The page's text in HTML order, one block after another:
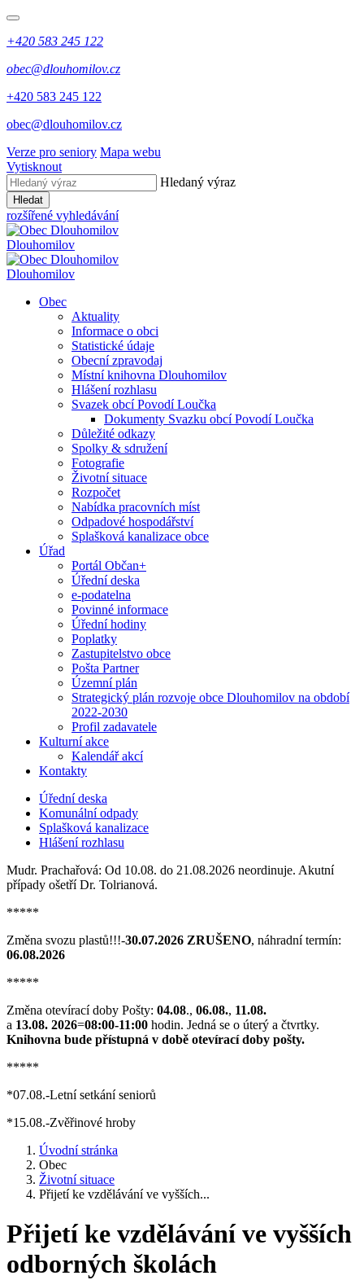
+420 583 245 122
obec@dlouhomilov.cz
+420 583 245 122
obec@dlouhomilov.cz
Verze pro seniory Mapa webu
Vytisknout
Hledaný výraz
Hledat
rozšířené vyhledávání
Dlouhomilov
Dlouhomilov
Obec
Aktuality
Informace o obci
Statistické údaje
Obecní zpravodaj
Místní knihovna Dlouhomilov
Hlášení rozhlasu
Svazek obcí Povodí Loučka
Dokumenty Svazku obcí Povodí Loučka
Důležité odkazy
Spolky & sdružení
Fotografie
Životní situace
Rozpočet
Nabídka pracovních míst
Odpadové hospodářství
Splašková kanalizace obce
Úřad
Portál Občan+
Úřední deska
e-podatelna
Povinné informace
Úřední hodiny
Poplatky
Zastupitelstvo obce
Pošta Partner
Územní plán
Strategický plán rozvoje obce Dlouhomilov na období
2022-2030
Profil zadavatele
Kulturní akce
Kalendář akcí
Kontakty
Úřední deska
Komunální odpady
Splašková kanalizace
Hlášení rozhlasu
Mudr. Prachařová: Od 10.08. do 21.08.2026 neordinuje. Akutní
případy ošetří Dr. Tolrianová.
*****
Změna svozu plastů!!!-30.07.2026 ZRUŠENO, náhradní termín:
06.08.2026
*****
Změna otevírací doby Pošty: 04.08., 06.08., 11.08.
a 13.08. 2026=08:00-11:00 hodin. Jedná se o úterý a čtvrtky.
Knihovna bude přístupná v době otevírací doby pošty.
*****
*07.08.-Letní setkání seniorů
*15.08.-Zvěřinové hroby
Úvodní stránka
Obec
Životní situace
Přijetí ke vzdělávání ve vyšších...
Přijetí ke vzdělávání ve vyšších
odborných školách